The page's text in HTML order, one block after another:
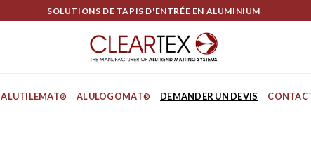
SOLUTIONS DE TAPIS D'ENTRÉE EN ALUMINIUM
ALUTILEMAT® ALULOGOMAT® DEMANDER UN DEVIS